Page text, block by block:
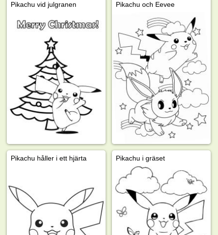
Pikachu vid julgranen Pikachu och Eevee
Pikachu håller i ett hjärta Pikachu i gräset